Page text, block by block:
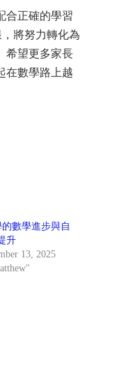
合正確的學習
將努力轉化為
希望更多家長
在數學路上越
的數學進步與自
升
13, 2025